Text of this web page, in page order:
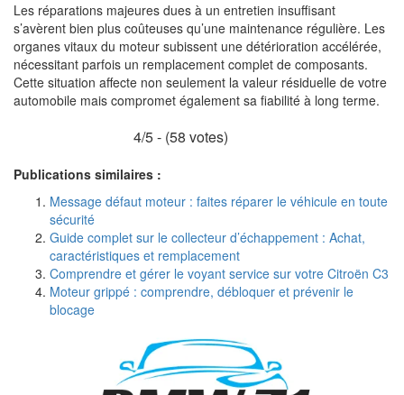
Les réparations majeures dues à un entretien insuffisant
s’avèrent bien plus coûteuses qu’une maintenance régulière. Les
organes vitaux du moteur subissent une détérioration accélérée,
nécessitant parfois un remplacement complet de composants.
Cette situation affecte non seulement la valeur résiduelle de votre
automobile mais compromet également sa fiabilité à long terme.
4/5 - (58 votes)
Publications similaires :
Message défaut moteur : faites réparer le véhicule en toute
sécurité
Guide complet sur le collecteur d’échappement : Achat,
caractéristiques et remplacement
Comprendre et gérer le voyant service sur votre Citroën C3
Moteur grippé : comprendre, débloquer et prévenir le
blocage